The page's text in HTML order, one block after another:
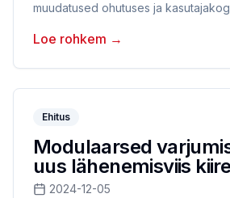
muudatused ohutuses ja
Loe rohkem →
Ehitus
Modulaarsed
uus lähenemisviis
paigaldamisel
2024-12-05